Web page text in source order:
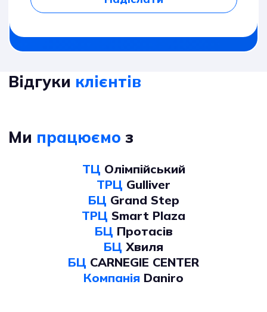
Відгуки клієнтів
Ми працюємо з
ТЦ Олімпійський
ТРЦ Gulliver
БЦ Grand Step
ТРЦ Smart Plaza
БЦ Протасів
БЦ Хвиля
БЦ CARNEGIE CENTER
Компанія Daniro